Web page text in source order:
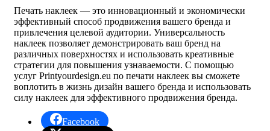
Печать наклеек — это инновационный и экономически
эффективный способ продвижения вашего бренда и
привлечения целевой аудитории. Универсальность
наклеек позволяет демонстрировать ваш бренд на
различных поверхностях и использовать креативные
стратегии для повышения узнаваемости. С помощью
услуг Printyourdesign.eu по печати наклеек вы сможете
воплотить в жизнь дизайн вашего бренда и использовать
силу наклеек для эффективного продвижения бренда.
Facebook